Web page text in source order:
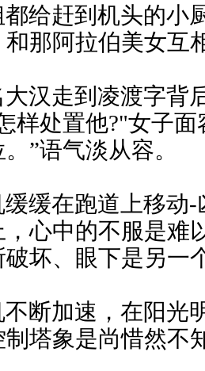
给赶到机头的小
和那阿拉伯美女互
汉走到凌渡字背
样处置他?"女子
”语气淡从容。
缓在跑道上移动-
，心中的不服是难
破坏、眼下是另一
断加速，在阳光
制塔象是尚惜然不